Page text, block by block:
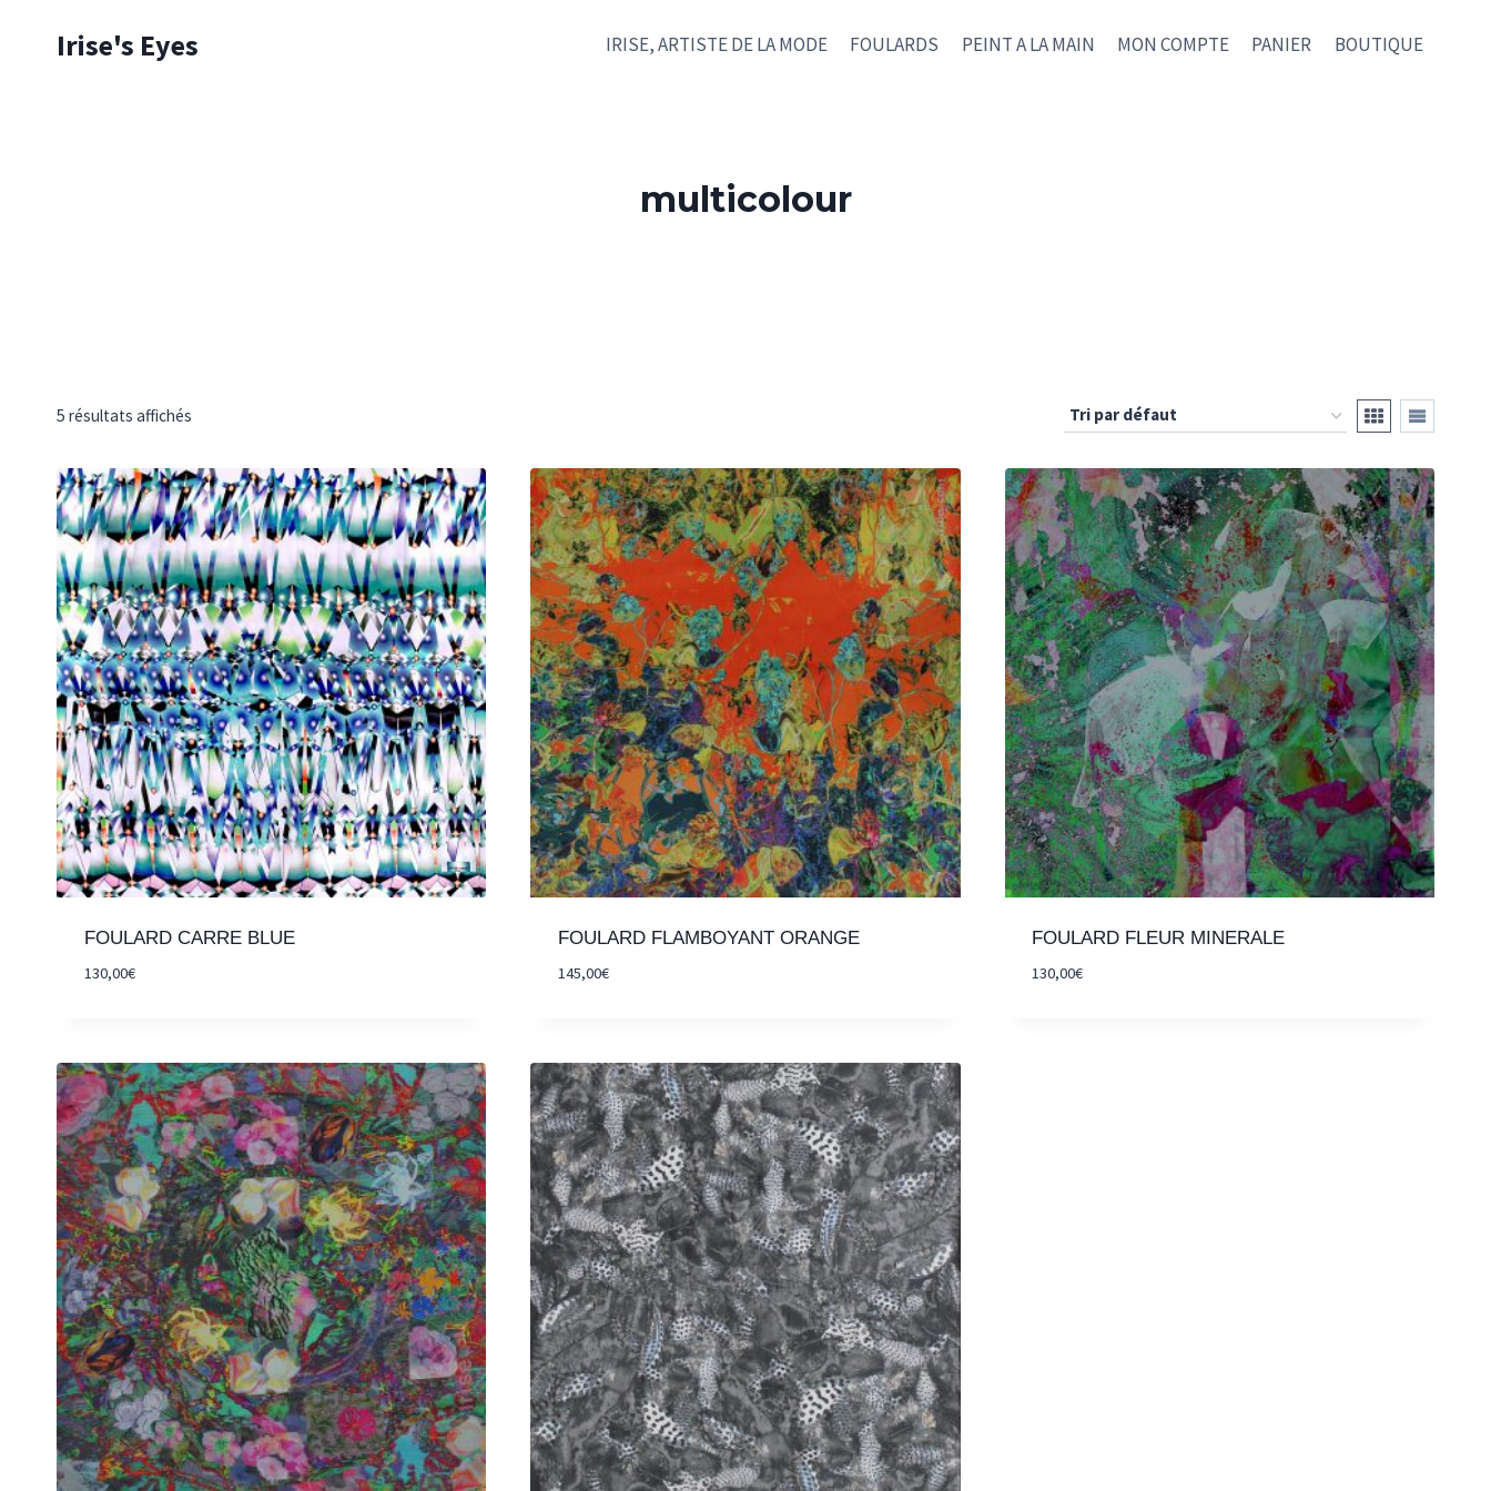
Irise's Eyes IRISE, ARTISTE DE LA MODE FOULARDS PEINT A LA MAIN MON COMPTE PANIER BOUTIQUE
multicolour
5 résultats affichés
FOULARD CARRE BLUE
130,00€
FOULARD FLAMBOYANT ORANGE
145,00€
FOULARD FLEUR MINERALE
130,00€